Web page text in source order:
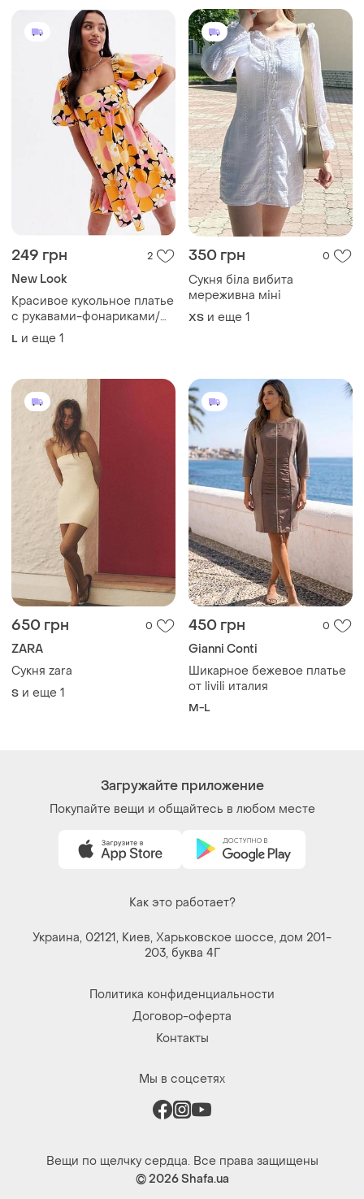
2
Красивое кукольное платье
с рукавами-фонариками/
хлопковое платье/сарафан
350 грн 0
Сукня біла вибита
мереживна міні
ХS и еще
650 грн
ZARA
Сукня zara
S и еще
450 грн 0
Gianni Conti
Шикарное бежевое платье
от livili италия
M-L
Загружайте приложение
Покупайте вещи и общайтесь в любом месте
Как это работает?
Украина, 02121, Киев, Харьковское шоссе, дом 201-
203, буква 4Г
Политика конфиденциальности
Контакты
© 2026Shafa.ua